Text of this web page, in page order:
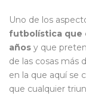
Uno de los
futbolística que
años y que
de las cosas más
en la que aquí se
que cualquier